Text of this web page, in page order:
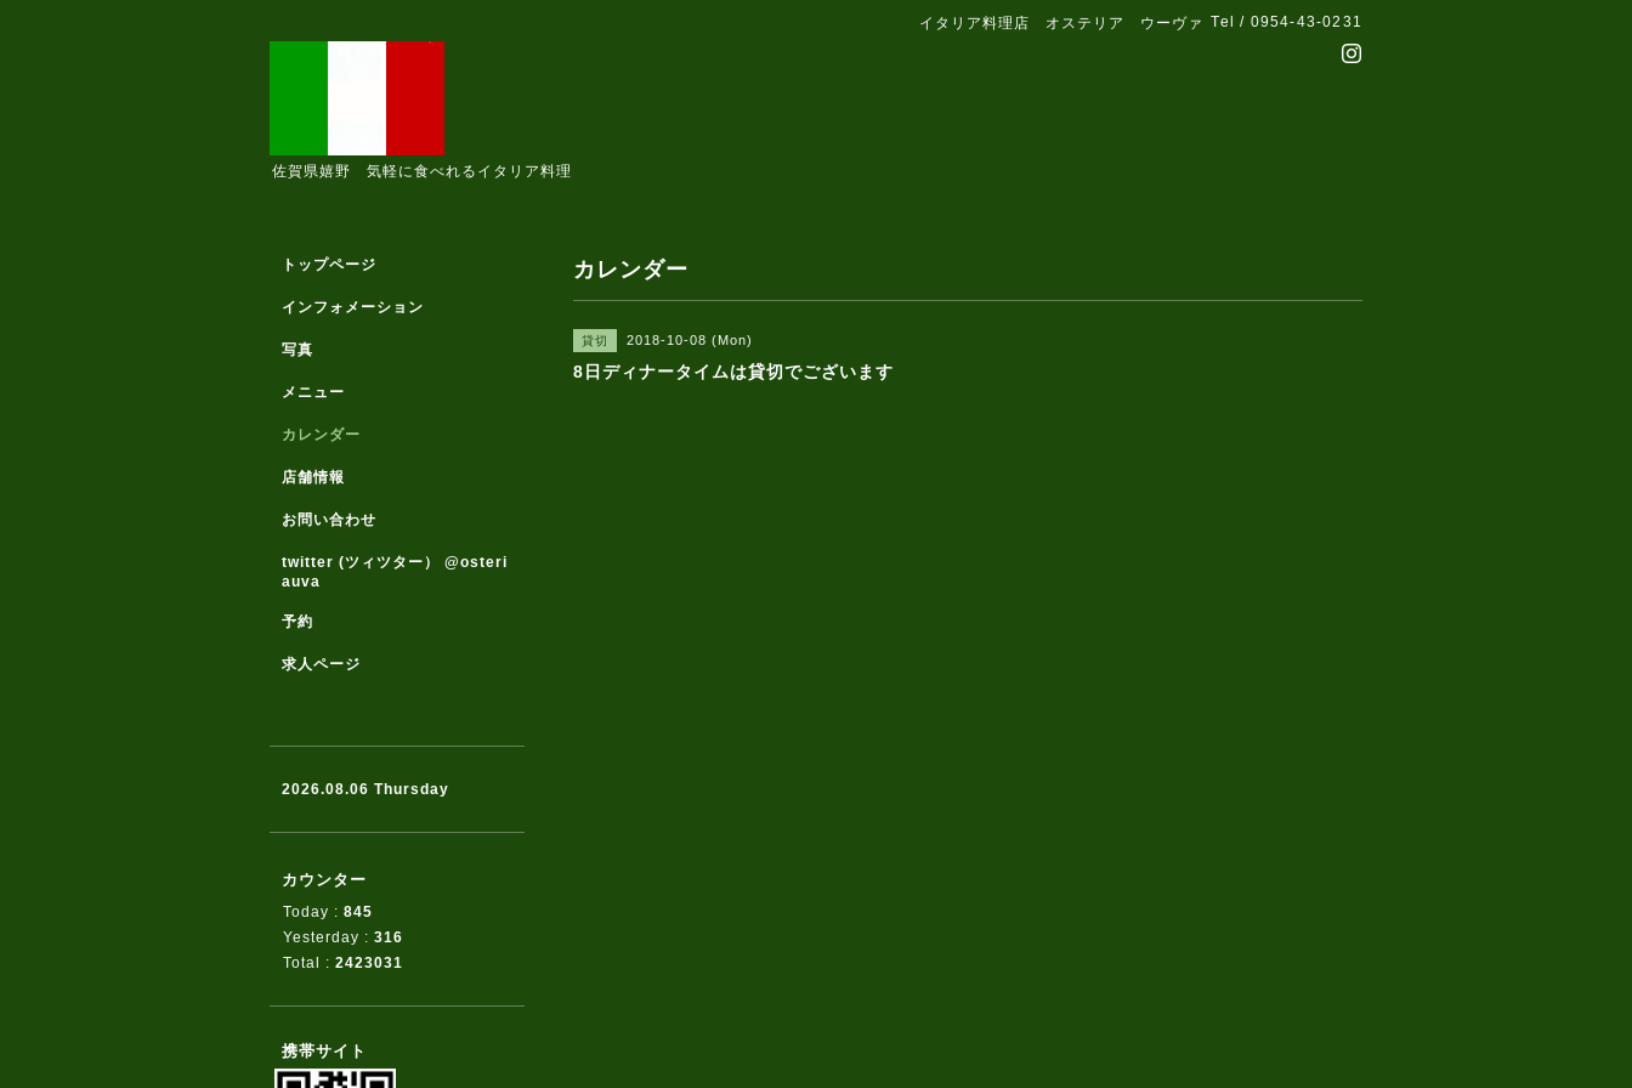
イタリア料理店 オステリア ウーヴァ Tel / 0954-43-0231
佐賀県嬉野 気軽に食べれるイタリア料理
カレンダー
貸切 2018-10-08 (Mon)
8日ディナータイムは貸切でございます
トップページ
インフォメーション
写真
メニュー
カレンダー
店舗情報
お問い合わせ
twitter (ツィツター） @osteri
auva
予約
求人ページ
2026.08.06 Thursday
カウンター
Today : 845
Yesterday : 316
Total : 2423031
携帯サイト